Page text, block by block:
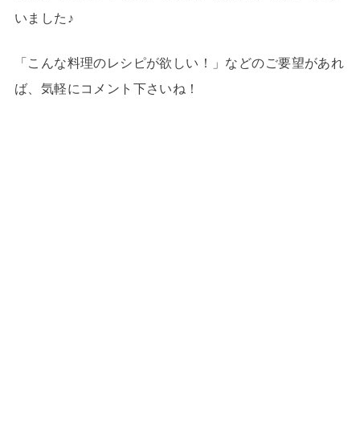
いました♪
「こんな料理のレシピが欲しい！」などのご要望があれ
ば、気軽にコメント下さいね！